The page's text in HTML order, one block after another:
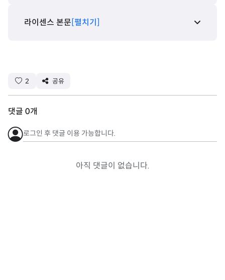
라이센스 본문[펼치기]
2 공유
댓글 0개
로그인 후 댓글 이용 가능합니다.
아직 댓글이 없습니다.